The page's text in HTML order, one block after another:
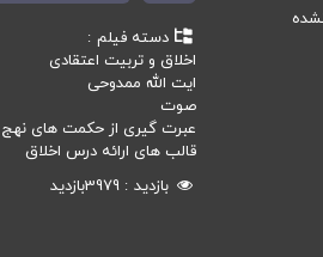
دسته فیلم
اخلاق و تربیت اعتقادی
ایت الله ممدوحی
صوت
عبرت گیری از حکمت های نهج
قالب های ارائه درس اخلاق
بازدید
3979بازدید